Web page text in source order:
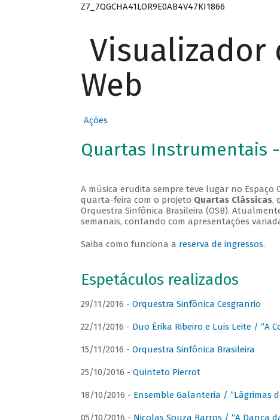
Z7_7QGCHA41LOR9E0AB4V47KI1866
Visualizador
Web
Ações
Quartas Instrumentais
A música erudita sempre teve lugar no Espaço
quarta-feira com o projeto Quartas Clássicas,
Orquestra Sinfônica Brasileira (OSB).
semanais, contando com apresentações
Saiba como funciona a reserva de ingressos.
Espetáculos realizados
29/11/2016 - Orquestra Sinfônica Cesgranrio
22/11/2016 - Duo Érika Ribeiro e Luis Leite / “A
15/11/2016 - Orquestra Sinfônica Brasileira
25/10/2016 - Quinteto Pierrot
18/10/2016 - Ensemble Galanteria / “Lágrimas